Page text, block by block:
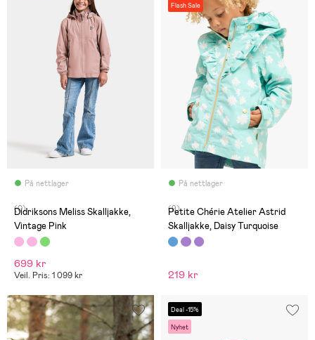
På nettlager
(0)
Didriksons Meliss Skalljakke,
Vintage Pink
699 kr
Veil. Pris: 1 099 kr
Flash Sale
På nettlager
(9)
Petite Chérie Atelier Astrid
Skalljakke, Daisy Turquoise
219 kr
Deal -15%
Nyhet